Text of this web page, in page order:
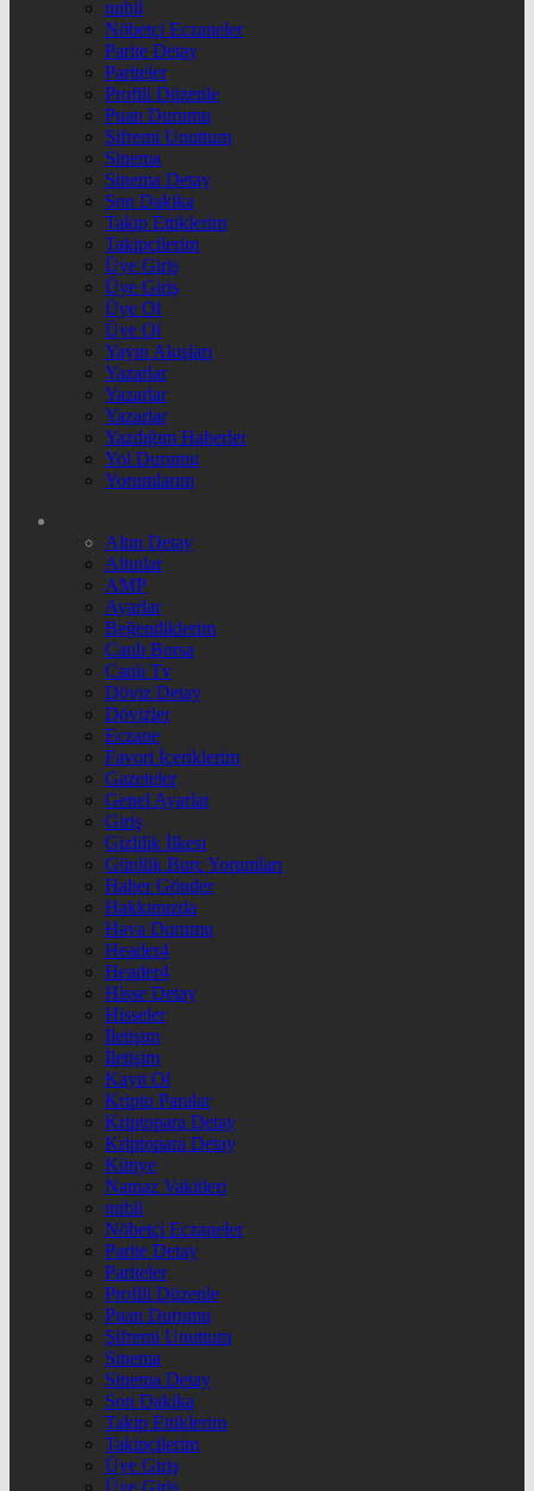
nnbil
Nöbetçi Eczaneler
Parite Detay
Pariteler
Profili Düzenle
Puan Durumu
Şifremi Unuttum
Sinema
Sinema Detay
Son Dakika
Takip Ettiklerim
Takipçilerim
Üye Giriş
Üye Giriş
Üye Ol
Üye Ol
Yayın Akışları
Yazarlar
Yazarlar
Yazarlar
Yazdığım Haberler
Yol Durumu
Yorumlarım
Altın Detay
Altınlar
AMP
Ayarlar
Beğendiklerim
Canlı Borsa
Canlı Tv
Döviz Detay
Dövizler
Eczane
Favori İçeriklerim
Gazeteler
Genel Ayarlar
Giriş
Gizlilik İlkesi
Günlük Burç Yorumları
Haber Gönder
Hakkımızda
Hava Durumu
Header4
Header4
Hisse Detay
Hisseler
İletişim
İletişim
Kayıt Ol
Kripto Paralar
Kriptopara Detay
Kriptopara Detay
Künye
Namaz Vakitleri
nnbil
Nöbetçi Eczaneler
Parite Detay
Pariteler
Profili Düzenle
Puan Durumu
Şifremi Unuttum
Sinema
Sinema Detay
Son Dakika
Takip Ettiklerim
Takipçilerim
Üye Giriş